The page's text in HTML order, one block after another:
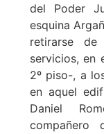
del Poder
esquina
retirarse
servicios, en
2º piso-, a
en aquel
Daniel
compañero